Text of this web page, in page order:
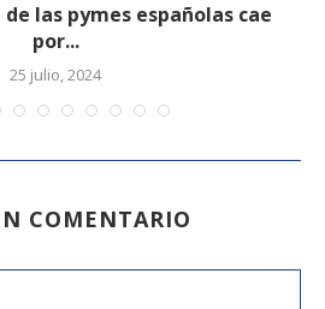
las pymes españolas cae
por...
25 julio, 2024
COMENTARIO